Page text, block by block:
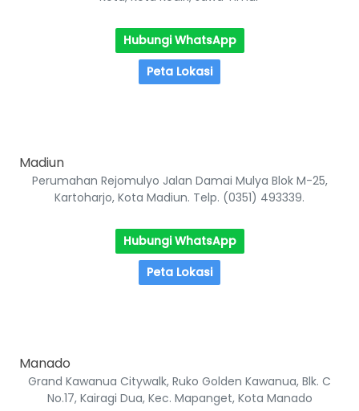
Hubungi WhatsApp
Peta Lokasi
Madiun
Perumahan Rejomulyo Jalan Damai Mulya Blok M-25,
Kartoharjo, Kota Madiun. Telp. (0351) 493339.
Hubungi WhatsApp
Peta Lokasi
Manado
Grand Kawanua Citywalk, Ruko Golden Kawanua, Blk. C
No.17, Kairagi Dua, Kec. Mapanget, Kota Manado